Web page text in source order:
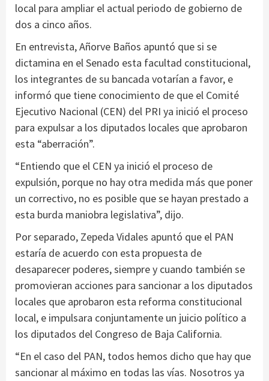
local para ampliar el actual periodo de gobierno de
dos a cinco años.
En entrevista, Añorve Baños apuntó que si se
dictamina en el Senado esta facultad constitucional,
los integrantes de su bancada votarían a favor, e
informó que tiene conocimiento de que el Comité
Ejecutivo Nacional (CEN) del PRI ya inició el proceso
para expulsar a los diputados locales que aprobaron
esta “aberración”.
“Entiendo que el CEN ya inició el proceso de
expulsión, porque no hay otra medida más que poner
un correctivo, no es posible que se hayan prestado a
esta burda maniobra legislativa”, dijo.
Por separado, Zepeda Vidales apuntó que el PAN
estaría de acuerdo con esta propuesta de
desaparecer poderes, siempre y cuando también se
promovieran acciones para sancionar a los diputados
locales que aprobaron esta reforma constitucional
local, e impulsara conjuntamente un juicio político a
los diputados del Congreso de Baja California.
“En el caso del PAN, todos hemos dicho que hay que
sancionar al máximo en todas las vías. Nosotros ya